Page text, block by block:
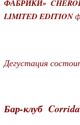
ФАБРИКИ»
LIMITED EDITION
Дегустация
Бар-клуб Corrida